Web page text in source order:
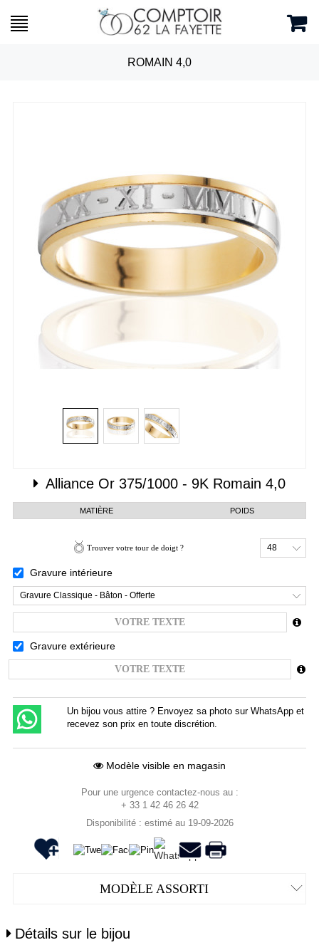
ROMAIN 4,0
Alliance Or 375/1000 - 9K Romain 4,0
MATIÈRE POIDS
Trouver votre tour de doigt ? 48
Gravure intérieure
Gravure Classique - Bâton - Offerte
Gravure extérieure
Un bijou vous attire ? Envoyez sa photo sur WhatsApp et
recevez son prix en toute discrétion.
Modèle visible en magasin
Pour une urgence contactez-nous au :
+ 33 1 42 46 26 42
Disponibilité : estimé au 19-09-2026
MODÈLE ASSORTI
Détails sur le bijou